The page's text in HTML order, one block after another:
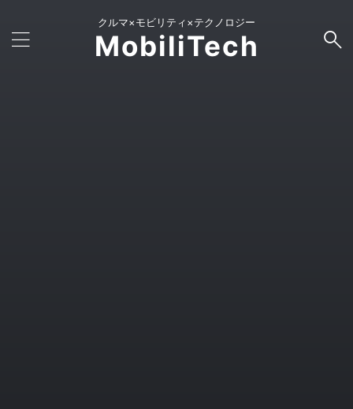
クルマ×モビリティ×テクノロジー
MobiliTech